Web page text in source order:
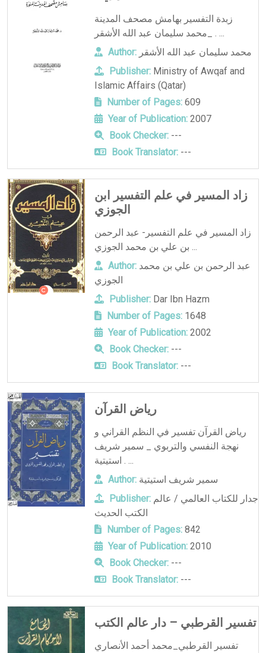
زبدة التفسير بهامش مصحف المدينة
_محمد سليمان عبد الله الأشقر . ...
Author: محمد سليمان عبد الله الأشقر
Publisher: Ministry of Awqaf and
Islamic Affairs (Qatar)
Number of Pages:609
Year of Publication:2007
Book Checker:---
Book Translator:---
زاد المسير في علم التفسير ابن
الجوزي
زاد المسير في علم التفسير- عبد الرحمن
بن علي بن محمد الجوزي ...
Author: عبد الرحمن بن علي بن محمد
الجوزي
Publisher: Dar Ibn Hazm
Number of Pages:1648
Year of Publication:2002
Book Checker:---
Book Translator:---
رياض القرآن
رياض القرآن تفسير في النظم القراني و
نهجة النفسي والتربوي _ سمير شريف
استيتية . ...
Author: سمير شريف استيتية
Publisher: جدار للكتاب العالمي / عالم
الكتب الحديث
Number of Pages:842
Year of Publication:2010
Book Checker:---
Book Translator:---
تفسير القرطبي – دار عالم الكتب
تفسير القرطبي_محمد أحمد الأنصاري